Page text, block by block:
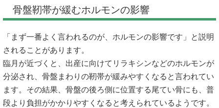
骨盤靭帯が緩むホルモンの影響
「まず一番よく言われるのが、ホルモンの影響です」と説明
されることがあります。
臨月が近づくと、出産に向けてリラキシンなどのホルモンが
分泌され、骨盤まわりの靭帯が緩みやすくなると言われてい
ます。その結果、骨盤の後ろ側に位置する尾てい骨にも、普
段より負担がかかりやすくなると考えられているようです。